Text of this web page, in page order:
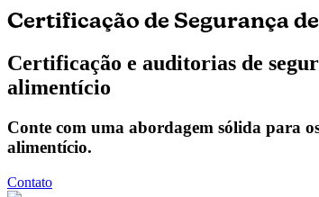
Certificação de Segurança
Certificação e auditorias de
alimentício
Conte com uma abordagem sólida para
alimentício.
Contato